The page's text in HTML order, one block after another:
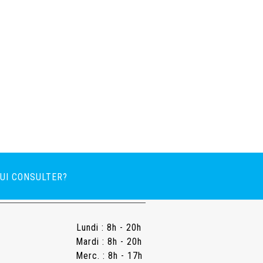
CONSULTER?
Lundi : 8h - 20h
Mardi : 8h - 20h
Merc. : 8h - 17h